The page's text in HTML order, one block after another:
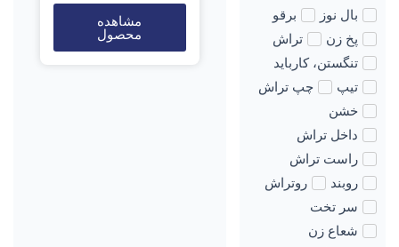
بال نوز
برقو
پخ زن
تراش
تنگستن، کارباید
تیپ
چپ تراش
خشن
داخل تراش
راست تراش
روبند
روتراش
سر تخت
شعاع زن
مشاهده
محصول